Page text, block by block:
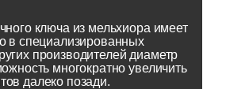
ключа из мельхиора имеет
в специализированных
производителей диаметр
многократно увеличить
далеко позади.